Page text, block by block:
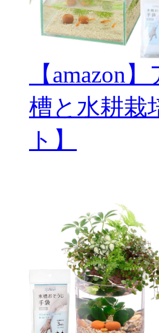
【amazon
槽と水耕栽
ト】